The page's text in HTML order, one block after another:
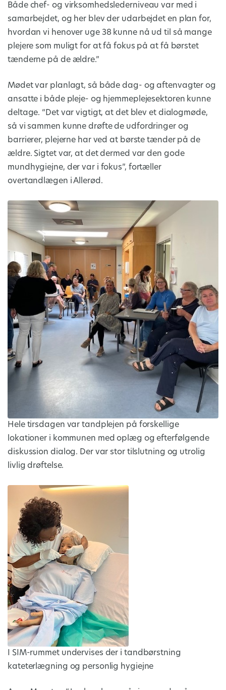
Både chef- og virksomhedslederniveau var med i
samarbejdet, og her blev der udarbejdet en plan for,
hvordan vi henover uge 38 kunne nå ud til så mange
plejere som muligt for at få fokus på at få børstet
tænderne på de ældre.”
Mødet var planlagt, så både dag- og aftenvagter og
ansatte i både pleje- og hjemmeplejesektoren kunne
deltage. “Det var vigtigt, at det blev et dialogmøde,
så vi sammen kunne drøfte de udfordringer og
barrierer, plejerne har ved at børste tænder på de
ældre. Sigtet var, at det dermed var den gode
mundhygiejne, der var i fokus”, fortæller
overtandlægen i Allerød.
Hele tirsdagen var tandplejen på forskellige
lokationer i kommunen med oplæg og efterfølgende
diskussion dialog. Der var stor tilslutning og utrolig
livlig drøftelse.
I SIM-rummet undervises der i tandbørstning
kateterlægning og personlig hygiejne